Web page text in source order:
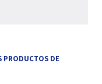
PRODUCTOS DE